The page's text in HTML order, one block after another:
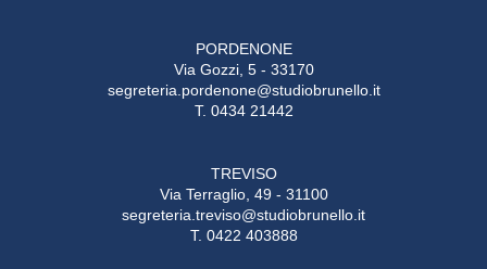
PORDENONE
Via Gozzi, 5 - 33170
segreteria.pordenone@studiobrunello.it
T. 0434 21442
TREVISO
Via Terraglio, 49 - 31100
segreteria.treviso@studiobrunello.it
T. 0422 403888